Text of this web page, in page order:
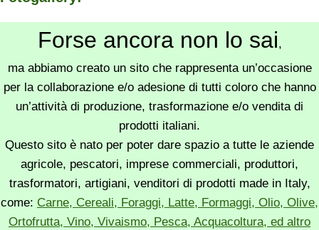
Forse ancora non lo sai,
ma abbiamo creato un sito che rappresenta un’occasione
per la collaborazione e/o adesione di tutti coloro che hanno
un’attività di produzione, trasformazione e/o vendita di
prodotti italiani.
Questo sito è nato per poter dare spazio a tutte le aziende
agricole, pescatori, imprese commerciali, produttori,
trasformatori, artigiani, venditori di prodotti made in Italy,
come: Carne, Cereali, Foraggi, Latte, Formaggi, Olio, Olive,
Ortofrutta, Vino, Vivaismo, Pesca, Acquacoltura, ed altro